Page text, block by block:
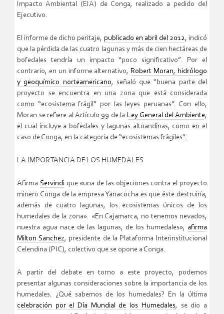
Impacto Ambiental (EIA) de Conga, realizado a pedido del
Ejecutivo.
El informe de dicho peritaje, publicado en abril del 2012, indicó
que la pérdida de las cuatro lagunas y más de cien hectáreas de
bofedales tendría un impacto “poco significativo”. Por el
contrario, en un informe alternativo, Robert Moran, hidrólogo
y geoquímico norteamericano, señaló que “buena parte del
proyecto se encuentra en una zona que está considerada
como “ecosistema frágil” por las leyes peruanas”. Con ello,
Moran se refiere al Artículo 99 de la Ley General del Ambiente,
el cual incluye a bofedales y lagunas altoandinas, como en el
caso de Conga, en la categoría de “ecosistemas frágiles”.
LA IMPORTANCIA DE LOS HUMEDALES
Afirma Servindique «una de las objeciones contra el proyecto
minero Conga de la empresa Yanacocha es que éste destruiría,
además de cuatro lagunas, los ecosistemas únicos de los
humedales de la zona». «En Cajamarca, no tenemos nevados,
nuestra agua nace de las lagunas, de los humedales», afirma
Milton Sanchez, presidente de la Plataforma Interinstitucional
Celendina (PIC), colectivo que se opone a Conga.
A partir del debate en torno a este proyecto, podemos
presentar algunas consideraciones sobre la importancia de los
humedales. ¿Qué sabemos de los humedales? En la última
celebración por el Día Mundial de los Humedales, se dio a